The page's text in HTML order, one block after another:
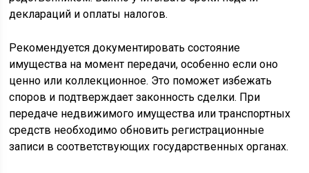
деклараций и оплаты налогов.
Рекомендуется документировать состояние
имущества на момент передачи, особенно если оно
ценно или коллекционное. Это поможет избежать
споров и подтверждает законность сделки. При
передаче недвижимого имущества или транспортных
средств необходимо обновить регистрационные
записи в соответствующих государственных органах.